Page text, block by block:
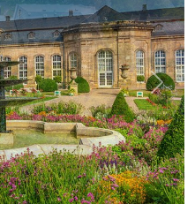
Next